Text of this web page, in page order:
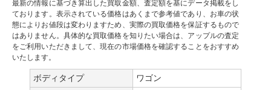
最新の情報に基づき算出した買取金額、査定額を基にデータ掲載をし
ております。表示されている価格はあくまで参考値であり、お車の状
態によりお値段は変わりますため、実際の買取価格を保証するもので
はありません。具体的な買取価格を知りたい場合は、アップルの査定
をご利用いただきまして、現在の市場価格を確認することをおすすめ
いたします。
ボディタイプ
ワゴン